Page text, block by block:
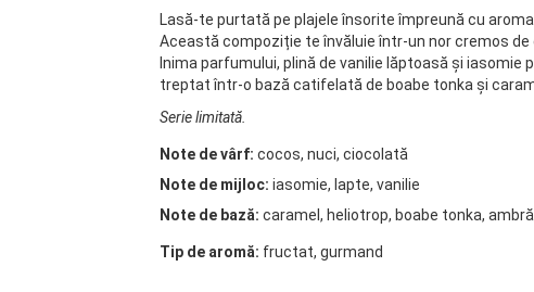
Lasă-te purtată pe plajele însorite împreună cu
Această compoziție te învăluie într-un nor cremos de
Inima parfumului, plină de vanilie lăptoasă și
treptat într-o bază catifelată de boabe tonka și
Serie limitată.
Note de vârf: cocos, nuci, ciocolată
Note de mijloc: iasomie, lapte, vanilie
Note de bază: caramel, heliotrop, boabe tonka,
Tip de aromă: fructat, gurmand